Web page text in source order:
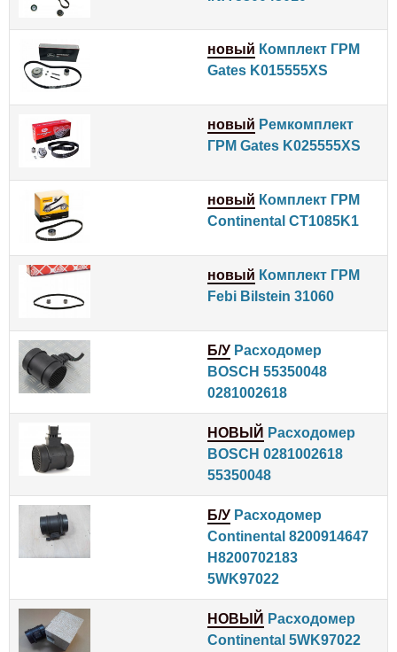
новый Комплект ГРМ
Gates K015555XS
новый Ремкомплект
ГРМ Gates K025555XS
новый Комплект ГРМ
Continental CT1085K1
новый Комплект ГРМ
Febi Bilstein 31060
Б/У Расходомер
BOSCH 55350048
0281002618
НОВЫЙ Расходомер
BOSCH 0281002618
55350048
Б/У Расходомер
Continental 8200914647
H8200702183
5WK97022
НОВЫЙ Расходомер
Continental 5WK97022